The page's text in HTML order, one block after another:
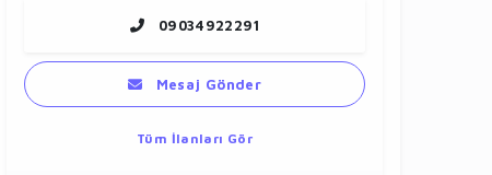
09034922291
Mesaj Gönder
Tüm İlanları Gör